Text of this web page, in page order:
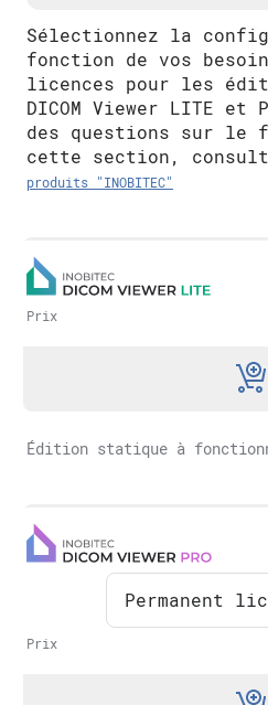
Sélectionnez la
fonction de vos
licences pour les
DICOM Viewer LITE et
des questions sur le
cette section,
produits "INOBITEC"
Prix
Édition statique à
Permanent
Prix